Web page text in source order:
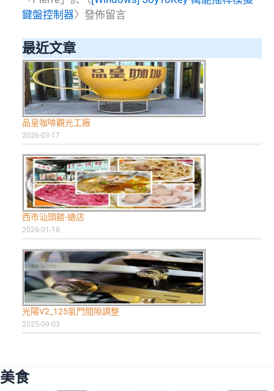
鍵盤控制器〉發佈留言
最近文章
品皇咖啡觀光工廠
2026-03-17
西市汕頭館-總店
2026-01-18
光陽V2_125氣門間隙調整
2025-09-03
美食